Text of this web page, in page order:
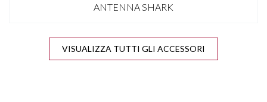
ANTENNA SHARK
APPLE CARPLAY & ANDROID AUTO
VISUALIZZA TUTTI GLI ACCESSORI